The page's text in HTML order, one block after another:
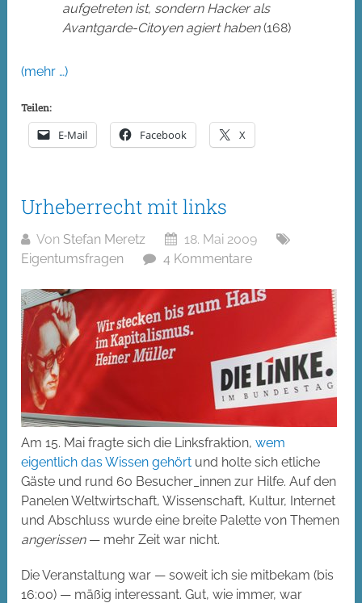
aufgetreten ist, sondern Hacker als
Avantgarde-Citoyen agiert haben(168)
(mehr …)
Teilen:
E-Mail Facebook X
Urheberrecht mit links
Von Stefan Meretz
18. Mai 2009
Eigentumsfragen
4 Kommentare
Am 15. Mai fragte sich die Linksfraktion,wem
eigentlich das Wissen gehört und holte sich etliche
Gäste und rund 60 Besucher_innen zur Hilfe. Auf den
Panelen Weltwirtschaft, Wissenschaft, Kultur, Internet
und Abschluss wurde eine breite Palette von Themen
angerissen— mehr Zeit war nicht.
Die Veranstaltung war — soweit ich sie mitbekam (bis
16:00) — mäßig interessant. Gut, wie immer, war